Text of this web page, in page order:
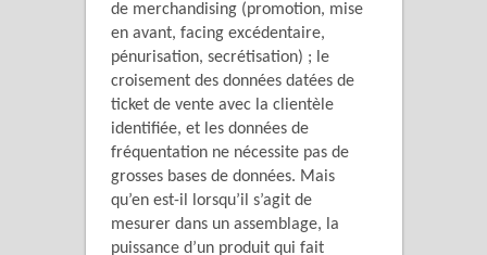
de merchandising (promotion, mise
en avant, facing excédentaire,
pénurisation, secrétisation) ; le
croisement des données datées de
ticket de vente avec la clientèle
identifiée, et les données de
fréquentation ne nécessite pas de
grosses bases de données. Mais
qu’en est-il lorsqu’il s’agit de
mesurer dans un assemblage, la
puissance d’un produit qui fait